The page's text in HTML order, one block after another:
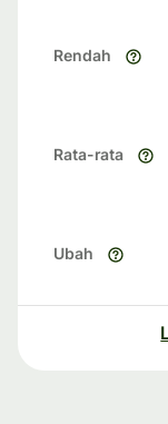
Rendah
Rata-rata
Ubah